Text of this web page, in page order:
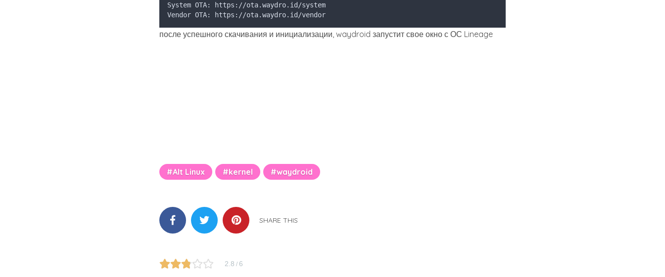
System OTA: https://ota.waydro.id/system
Vendor OTA: https://ota.waydro.id/vendor
после успешного скачивания и инициализации, waydroid запустит свое окно с ОС Lineage
Alt Linux kernel waydroid
SHARE THIS
2.8 / 6